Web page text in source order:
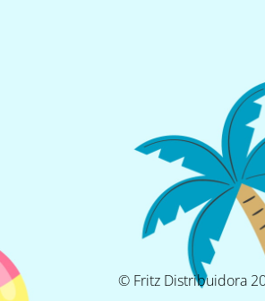
© Fritz Distribuidora